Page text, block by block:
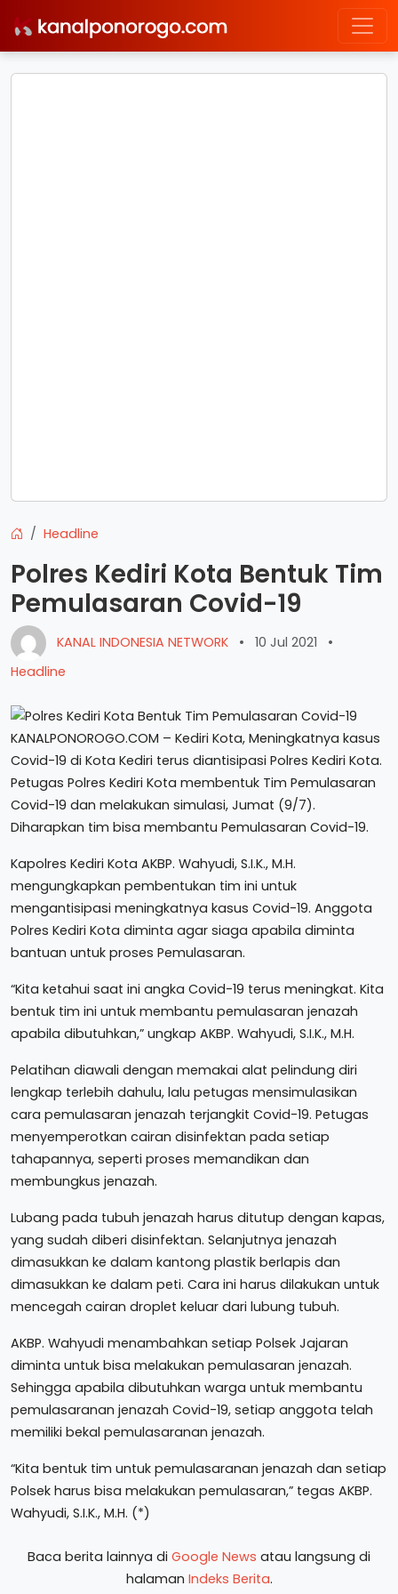
Headline
Polres Kediri Kota Bentuk Tim
Pemulasaran Covid-19
KANAL INDONESIA NETWORK • 10 Jul 2021
•
Headline
KANALPONOROGO.COM – Kediri Kota, Meningkatnya kasus
Covid-19 di Kota Kediri terus diantisipasi Polres Kediri Kota.
Petugas Polres Kediri Kota membentuk Tim Pemulasaran
Covid-19 dan melakukan simulasi, Jumat (9/7).
Diharapkan tim bisa membantu Pemulasaran Covid-19.
Kapolres Kediri Kota AKBP. Wahyudi, S.I.K., M.H.
mengungkapkan pembentukan tim ini untuk
mengantisipasi meningkatnya kasus Covid-19. Anggota
Polres Kediri Kota diminta agar siaga apabila diminta
bantuan untuk proses Pemulasaran.
“Kita ketahui saat ini angka Covid-19 terus meningkat. Kita
bentuk tim ini untuk membantu pemulasaran jenazah
apabila dibutuhkan,” ungkap AKBP. Wahyudi, S.I.K., M.H.
Pelatihan diawali dengan memakai alat pelindung diri
lengkap terlebih dahulu, lalu petugas mensimulasikan
cara pemulasaran jenazah terjangkit Covid-19. Petugas
menyemperotkan cairan disinfektan pada setiap
tahapannya, seperti proses memandikan dan
membungkus jenazah.
Lubang pada tubuh jenazah harus ditutup dengan kapas,
yang sudah diberi disinfektan. Selanjutnya jenazah
dimasukkan ke dalam kantong plastik berlapis dan
dimasukkan ke dalam peti. Cara ini harus dilakukan untuk
mencegah cairan droplet keluar dari lubung tubuh.
AKBP. Wahyudi menambahkan setiap Polsek Jajaran
diminta untuk bisa melakukan pemulasaran jenazah.
Sehingga apabila dibutuhkan warga untuk membantu
pemulasaranan jenazah Covid-19, setiap anggota telah
memiliki bekal pemulasaranan jenazah.
“Kita bentuk tim untuk pemulasaranan jenazah dan setiap
Polsek harus bisa melakukan pemulasaran,” tegas AKBP.
Wahyudi, S.I.K., M.H. (*)
Baca berita lainnya di Google News atau langsung di
halaman Indeks Berita.